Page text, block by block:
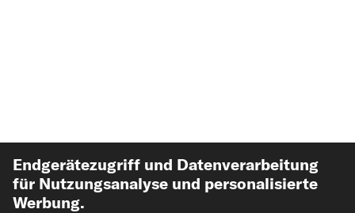
Top Automarken
Endgerätezugriff und Datenverarbeitung
für Nutzungsanalyse und personalisierte
Werbung.